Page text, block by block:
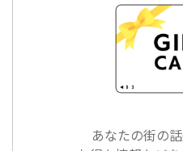
あなたの街の